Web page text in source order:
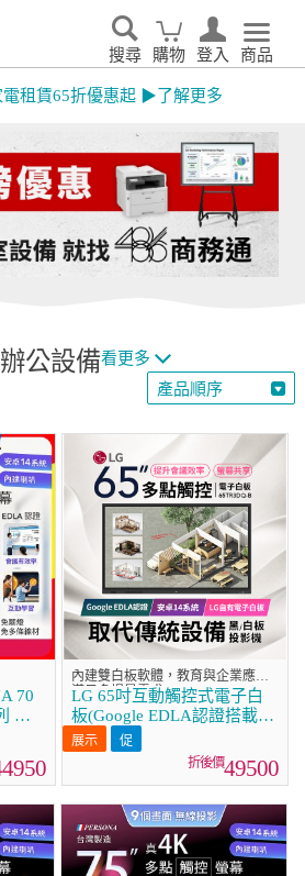
搜尋 購物 登入 商品
電租賃65折優惠起 ▶了解更多
公設備看更多
產品順序
70
真
子
內建雙白板軟體，教育與企業應用
滿足多場景需求
LG 65吋互動觸控式電子白
板(Google EDLA認證搭載最
新版Android版本)
65TR3DQ-B
49500